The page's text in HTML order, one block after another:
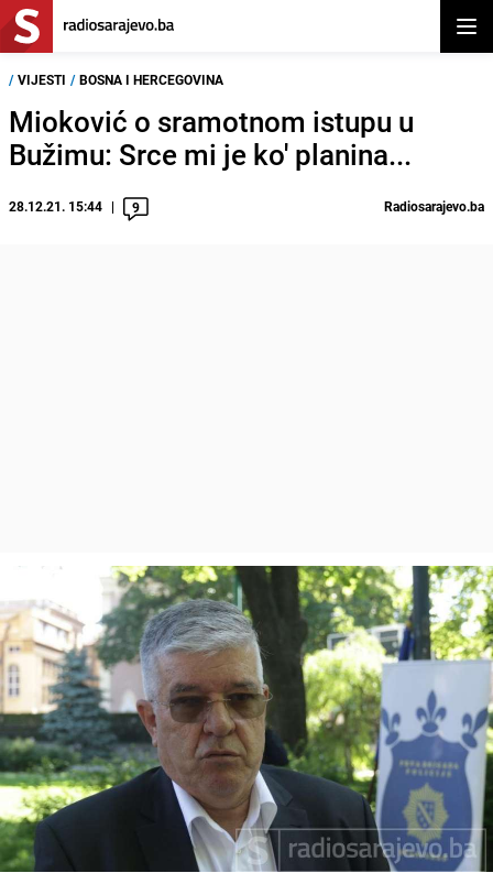
/ VIJESTI / BOSNA I HERCEGOVINA
Mioković o sramotnom istupu u
Bužimu: Srce mi je ko' planina...
28.12.21. 15:44 9 Radiosarajevo.ba